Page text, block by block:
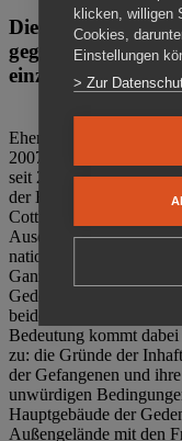
Die Gedenkstätte
gegen das
einzigartig.
Ehemalige politische
2007 den Verein
seit 2011 Eigentümer
der Bautzener Straße
Cottbus ist. Im Zentrum
Auseinandersetzung
nationalsozialistischen
Ganzjährig zeigen
Gedenkstätte
beiden deutschen
Bedeutung kommt
zu: die Gründe der
der Gefangenen und
unwürdigen
Hauptgebäude der
Außengelände mit den
klicken, willigen
Cookies,
Einstellungen
> Zur